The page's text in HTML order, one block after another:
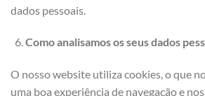
dados pessoais.
Como analisamos os seus dados
O nosso website utiliza cookies, o que
uma boa experiência de navegação e